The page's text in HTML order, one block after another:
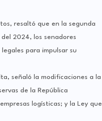
resaltó que en la segunda
2024, los senadores
para impulsar su
señaló la modificaciones a la
de la República
logísticas; y la Ley que